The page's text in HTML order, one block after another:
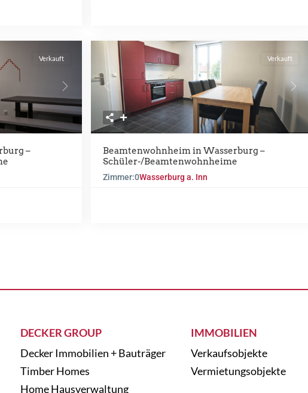
Verkauft
–
Previous Next
Verkauft
Beamtenwohnheim in Wasserburg –
Schüler-/Beamtenwohnheime
Zimmer:0Wasserburg a. Inn
DECKER GROUP
Decker Immobilien + Bauträger
Timber Homes
Home Hausverwaltung
IMMOBILIEN
Verkaufsobjekte
Vermietungsobjekte